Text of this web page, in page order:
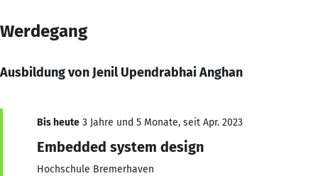
Werdegang
Ausbildung von Jenil Upendrabhai Anghan
Bis heute 3 Jahre und 5 Monate, seit Apr. 2023
Embedded system design
Hochschule Bremerhaven